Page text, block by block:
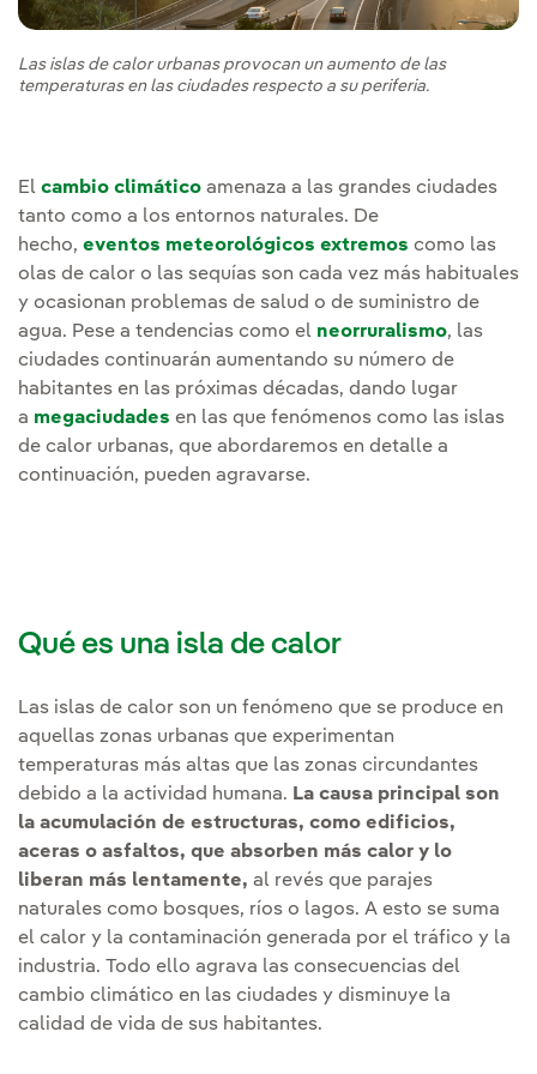
Las islas de calor urbanas provocan un aumento de las
temperaturas en las ciudades respecto a su periferia.
El cambio climático amenaza a las grandes ciudades
tanto como a los entornos naturales. De
hecho, eventos meteorológicos extremos como las
olas de calor o las sequías son cada vez más habituales
y ocasionan problemas de salud o de suministro de
agua. Pese a tendencias como el neorruralismo, las
ciudades continuarán aumentando su número de
habitantes en las próximas décadas, dando lugar
a megaciudades en las que fenómenos como las islas
de calor urbanas, que abordaremos en detalle a
continuación, pueden agravarse.
Qué es una isla de calor
Las islas de calor son un fenómeno que se produce en
aquellas zonas urbanas que experimentan
temperaturas más altas que las zonas circundantes
debido a la actividad humana. La causa principal son
la acumulación de estructuras, como edificios,
aceras o asfaltos, que absorben más calor y lo
liberan más lentamente, al revés que parajes
naturales como bosques, ríos o lagos. A esto se suma
el calor y la contaminación generada por el tráfico y la
industria. Todo ello agrava las consecuencias del
cambio climático en las ciudades y disminuye la
calidad de vida de sus habitantes.